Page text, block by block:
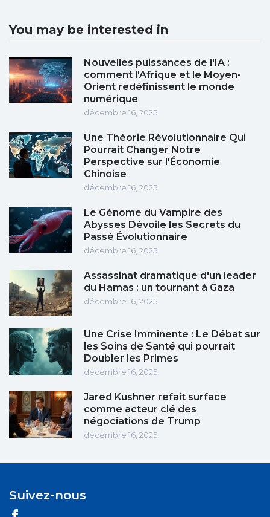
You may be interested in
Nouvelles puissances de l'IA :
comment l'Afrique et le Moyen-
Orient redéfinissent le monde
numérique
décembre 16, 2025
Une Théorie Révolutionnaire Qui
Pourrait Changer Notre
Perspective sur l'Économie
Chinoise
décembre 16, 2025
Le Génome du Vampire des
Abysses Dévoile les Secrets du
Passé Évolutionnaire
décembre 16, 2025
Assassinat dramatique d'un leader
du Hamas : un tournant à Gaza
décembre 16, 2025
Une Crise Imminente : Le Débat sur
les Soins de Santé qui pourrait
Doubler les Primes
décembre 16, 2025
Jared Kushner refait surface
comme acteur clé des
négociations de Trump
décembre 16, 2025
Suivez-nous